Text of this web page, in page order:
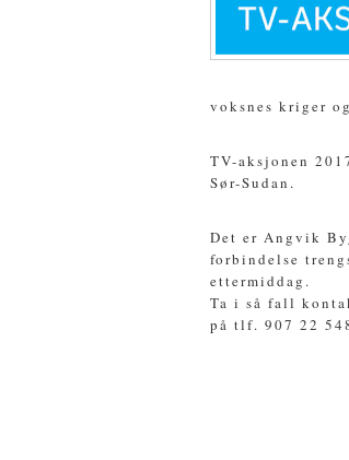
voksnes kriger
TV-aksjonen
Sør-Sudan.
Det er Angvik
forbindelse
ettermiddag.
Ta i så fall
på tlf. 907 22